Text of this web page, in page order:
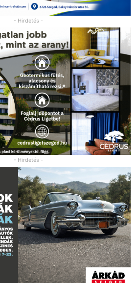
- Hirdetés -
- Hirdetés -